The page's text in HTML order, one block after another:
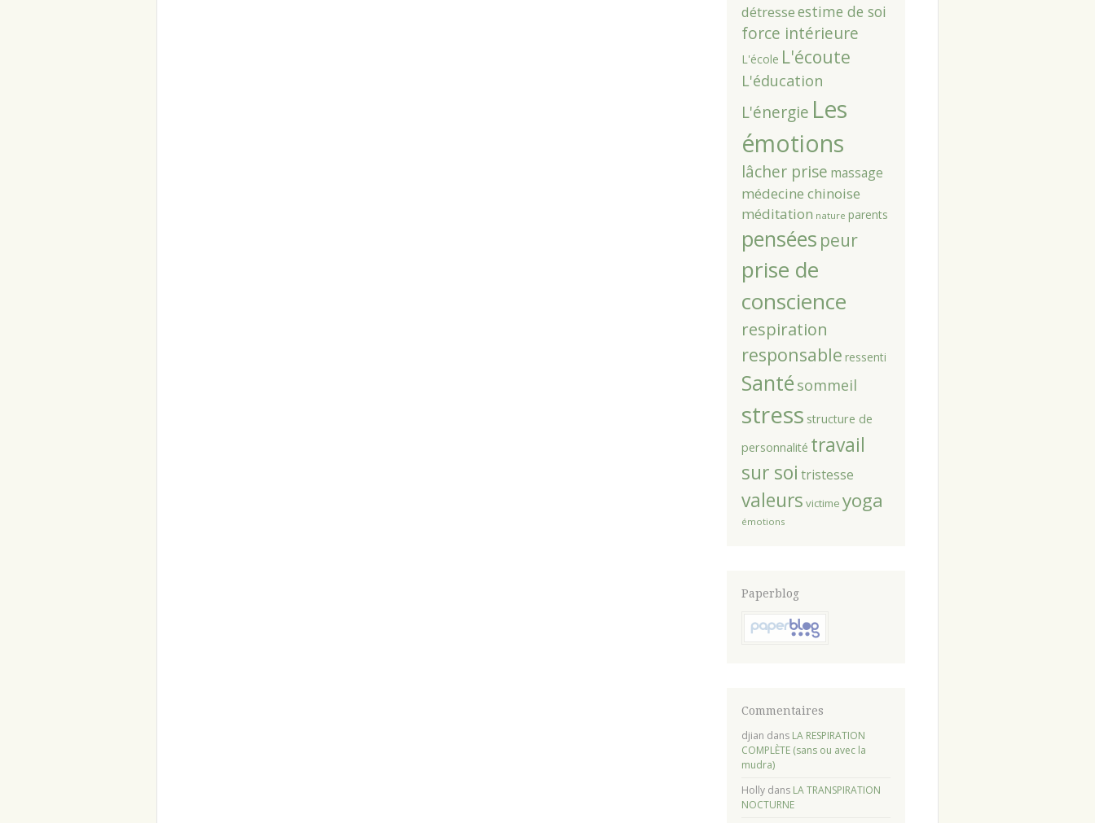
détresseestime de soi
force intérieure
L'école L'écoute
L'éducation
L'énergie Les
émotions
lâcher prise massage
médecine chinoise
méditation nature parents
pensées peur
prise de
conscience
respiration
responsable ressenti
Santé sommeil
stress structure de
personnalité travail
sur soi tristesse
valeurs victime yoga
émotions
Paperblog
Commentaires
djian dans LA RESPIRATION
COMPLÈTE (sans ou avec la
mudra)
Hollydans LA TRANSPIRATION
NOCTURNE